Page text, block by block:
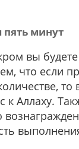
минут
вы
что если
то
к Аллаху.